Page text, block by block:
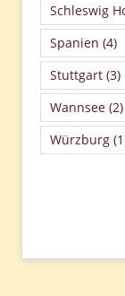
Schleswig
Spanien (4)
Stuttgart (3)
Wannsee (2)
Würzburg